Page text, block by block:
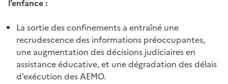
l’enfance :
La sortie des confinements a entraîné une
recrudescence des informations préoccupantes,
une augmentation des décisions judiciaires en
assistance éducative, et une dégradation des délais
d’exécution des AEMO.